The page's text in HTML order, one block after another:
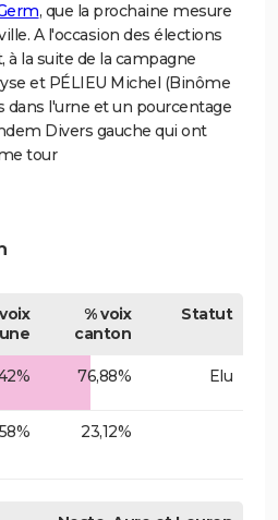
, que la prochaine mesure
A l'occasion des élections
la suite de la campagne
et PÉLIEU Michel (Binôme
dans l'urne et un pourcentage
Divers gauche qui ont
tour
% voix
canton
Statut
76,88% Elu
23,12%